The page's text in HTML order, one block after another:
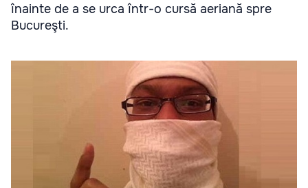
înainte de a se urca într-o cursă aeriană spre
Bucureşti.